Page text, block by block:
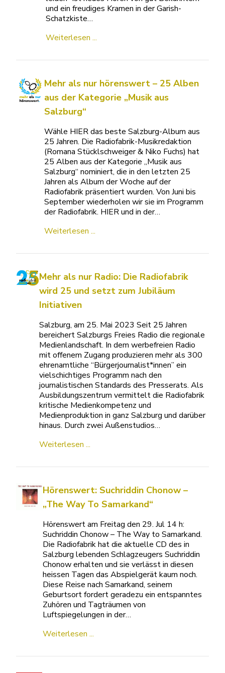
und ein freudiges Kramen in der Garish-
Schatzkiste…
Weiterlesen ...
Mehr als nur hörenswert – 25 Alben
aus der Kategorie „Musik aus
Salzburg“
Wähle HIER das beste Salzburg-Album aus
25 Jahren. Die Radiofabrik-Musikredaktion
(Romana Stücklschweiger & Niko Fuchs) hat
25 Alben aus der Kategorie „Musik aus
Salzburg“ nominiert, die in den letzten 25
Jahren als Album der Woche auf der
Radiofabrik präsentiert wurden. Von Juni bis
September wiederholen wir sie im Programm
der Radiofabrik. HIER und in der…
Weiterlesen ...
Mehr als nur Radio: Die Radiofabrik
wird 25 und setzt zum Jubiläum
Initiativen
Salzburg, am 25. Mai 2023 Seit 25 Jahren
bereichert Salzburgs Freies Radio die regionale
Medienlandschaft. In dem werbefreien Radio
mit offenem Zugang produzieren mehr als 300
ehrenamtliche “Bürgerjournalist*innen” ein
vielschichtiges Programm nach den
journalistischen Standards des Presserats. Als
Ausbildungszentrum vermittelt die Radiofabrik
kritische Medienkompetenz und
Medienproduktion in ganz Salzburg und darüber
hinaus. Durch zwei Außenstudios…
Weiterlesen ...
Hörenswert: Suchriddin Chonow –
„The Way To Samarkand“
Hörenswert am Freitag den 29. Jul 14 h:
Suchriddin Chonow – The Way to Samarkand.
Die Radiofabrik hat die aktuelle CD des in
Salzburg lebenden Schlagzeugers Suchriddin
Chonow erhalten und sie verlässt in diesen
heissen Tagen das Abspielgerät kaum noch.
Diese Reise nach Samarkand, seinem
Geburtsort fordert geradezu ein entspanntes
Zuhören und Tagträumen von
Luftspiegelungen in der…
Weiterlesen ...